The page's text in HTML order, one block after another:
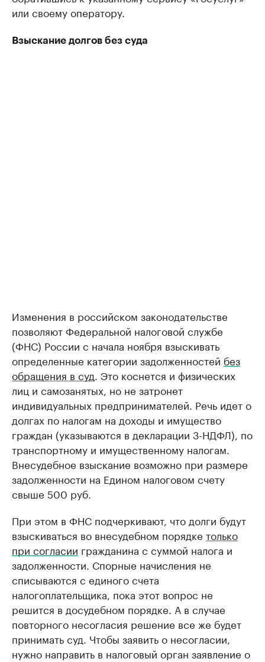
или своему оператору.
Взыскание долгов без суда
Изменения в российском законодательстве
позволяют Федеральной налоговой службе
(ФНС) России с начала ноября взыскивать
определенные категории задолженностей без
обращения в суд . Это коснется и физических
лиц и самозанятых, но не затронет
индивидуальных предпринимателей. Речь идет о
долгах по налогам на доходы и имущество
граждан (указываются в декларации 3-НДФЛ), по
транспортному и имущественному налогам.
Внесудебное взыскание возможно при размере
задолженности на Едином налоговом счету
свыше 500 руб.
При этом в ФНС подчеркивают, что долги будут
взыскиваться во внесудебном порядке только
при согласии гражданина с суммой налога и
задолженности. Спорные начисления не
списываются с единого счета
налогоплательщика, пока этот вопрос не
решится в досудебном порядке. А в случае
повторного несогласия решение все же будет
принимать суд. Чтобы заявить о несогласии,
нужно направить в налоговый орган заявление о